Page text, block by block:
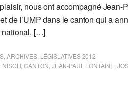
nous ont accompagné Jean-
de l’UMP dans le canton qui a
national, […]
ARCHIVES LÉGISLATIVES 2012
CANTON JEAN-PAUL FONTAINE